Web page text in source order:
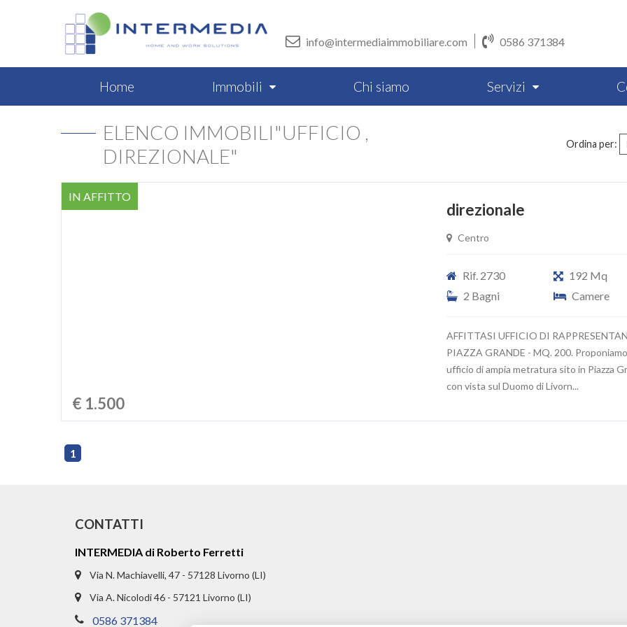
info@intermediaimmobiliare.com 0586 371384
Home Immobili Chi siamo Servizi
ELENCO IMMOBILI"UFFICIO ,
DIREZIONALE"
Ordina per:
IN AFFITTO
€ 1.500
direzionale
Centro
Rif. 2730
192 Mq
2 Bagni
Camere
AFFITTASI UFFICIO DI
PIAZZA GRANDE - MQ. 200. Proponiamo
ufficio di ampia metratura sito in Piazza
con vista sul Duomo di Livorn...
1
CONTATTI
INTERMEDIA di Roberto Ferretti
Via N. Machiavelli, 47 - 57128 Livorno (LI)
Via A. Nicolodi 46 - 57121 Livorno (LI)
0586 371384